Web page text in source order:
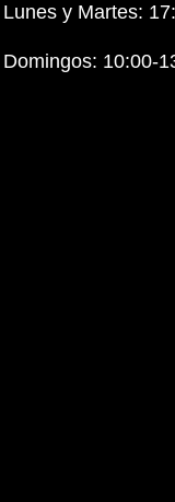
Lunes y Martes:
Domingos: 10:00-